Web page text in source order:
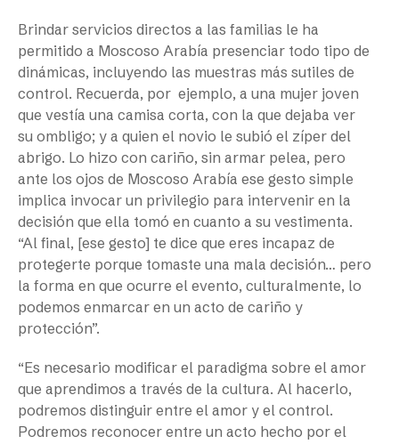
Brindar servicios directos a las familias le ha
permitido a Moscoso Arabía presenciar todo tipo de
dinámicas, incluyendo las muestras más sutiles de
control. Recuerda, por ejemplo, a una mujer joven
que vestía una camisa corta, con la que dejaba ver
su ombligo; y a quien el novio le subió el zíper del
abrigo. Lo hizo con cariño, sin armar pelea, pero
ante los ojos de Moscoso Arabía ese gesto simple
implica invocar un privilegio para intervenir en la
decisión que ella tomó en cuanto a su vestimenta.
“Al final, [ese gesto] te dice que eres incapaz de
protegerte porque tomaste una mala decisión… pero
la forma en que ocurre el evento, culturalmente, lo
podemos enmarcar en un acto de cariño y
protección”.
“Es necesario modificar el paradigma sobre el amor
que aprendimos a través de la cultura. Al hacerlo,
podremos distinguir entre el amor y el control.
Podremos reconocer entre un acto hecho por el